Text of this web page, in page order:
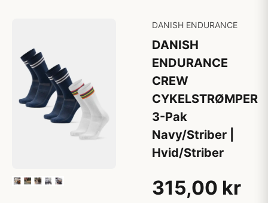
DANISH ENDURANCE
DANISH
ENDURANCE
CREW
CYKELSTRØMPER
3-Pak
Navy/Striber |
Hvid/Striber
315,00 kr